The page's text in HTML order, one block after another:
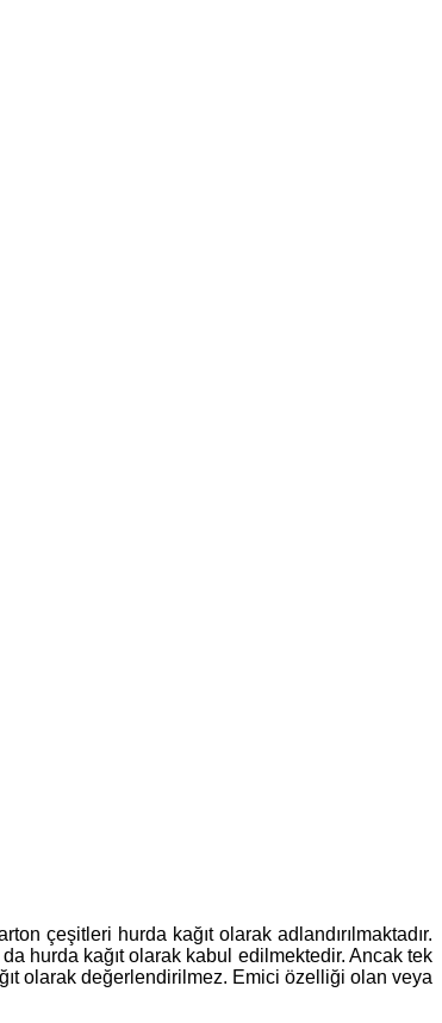
çeşitleri hurda kağıt olarak adlandırılmaktadır.
da hurda kağıt olarak kabul edilmektedir. Ancak tek
olarak değerlendirilmez. Emici özelliği olan veya